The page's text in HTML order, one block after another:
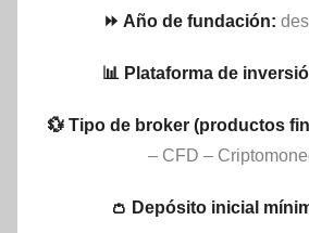
⏩ Año de fundación:
📊 Plataforma de
💱 Tipo de broker (productos
– CFD –
👛 Depósito inicial